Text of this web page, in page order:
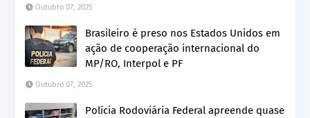
Outubro 07, 2025
Brasileiro é preso nos Estados Unidos em
ação de cooperação internacional do
MP/RO, Interpol e PF
Outubro 07, 2025
Polícia Rodoviária Federal apreende quase